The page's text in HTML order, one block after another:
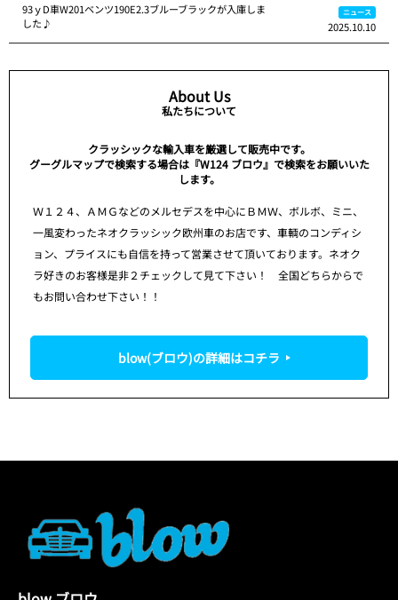
93ｙD車W201ベンツ190E2.3ブルーブラックが入庫しま
した♪
ニュース
2025.10.10
About Us
私たちについて
クラッシックな輸入車を厳選して販売中です。
グーグルマップで検索する場合は『W124 ブロウ』で検索をお願いいた
します。
Ｗ１２４、ＡＭＧなどのメルセデスを中心にＢＭＷ、ボルボ、ミニ、
一風変わったネオクラッシック欧州車のお店です、車輌のコンディシ
ョン、プライスにも自信を持って営業させて頂いております。ネオク
ラ好きのお客様是非２チェックして見て下さい！ 全国どちらからで
もお問い合わせ下さい！！
blow(ブロウ)の詳細はコチラ